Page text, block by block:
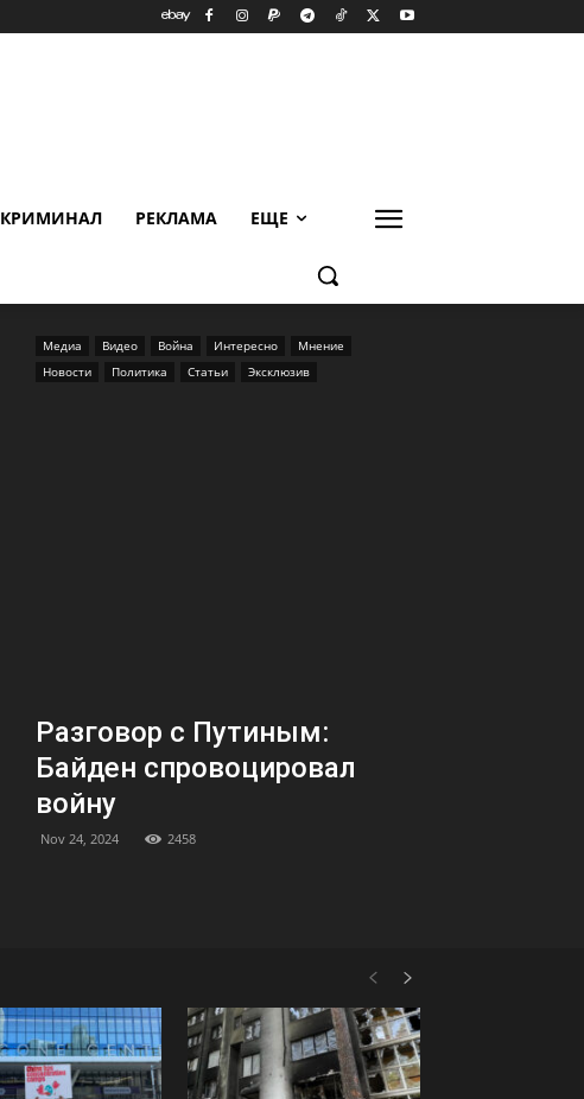
КРИМИНАЛ РЕКЛАМА ЕЩЕ
Медиа Видео Война Интересно
Мнение
Новости
Политика Статьи Эксклюзив
Разговор с Путиным:
Байден спровоцировал
войну
Nov 24, 2024 2458